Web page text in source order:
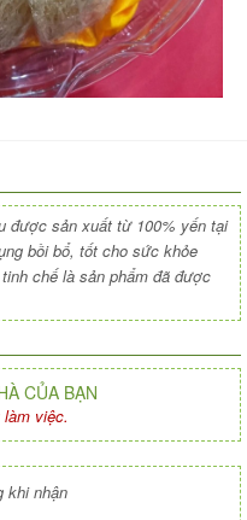
được sản xuất từ 100% yến tại
bồi bổ, tốt cho sức khỏe
chế là sản phẩm đã được
CỦA BẠN
việc.
khi nhận